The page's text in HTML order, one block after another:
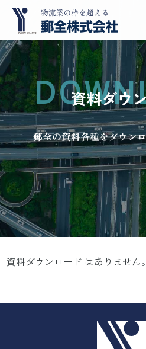
テ
ン
ツ
ス
キ
ッ
プ
ゲ
ー
シ
ン
に
移
動
資料ダウ
郵全の資料各種をダウン
資料ダウンロード はありません。